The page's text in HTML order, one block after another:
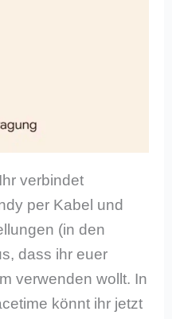
verbindet
per Kabel und
(in den
dass ihr euer
verwenden wollt. In
könnt ihr jetzt